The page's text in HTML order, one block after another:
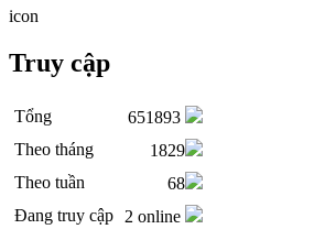
icon
Truy cập
Tổng
651893
Theo tháng
1829
Theo tuần
68
Đang truy cập
2 online